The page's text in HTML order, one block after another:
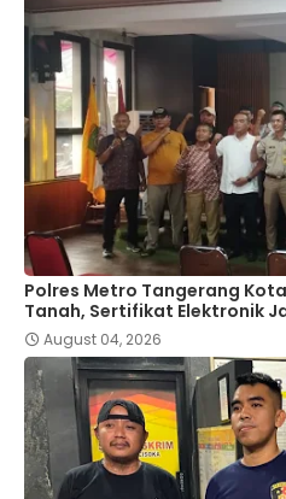
Polres Metro Tangerang
Tanah, Sertifikat Elektronik
August 04, 2026